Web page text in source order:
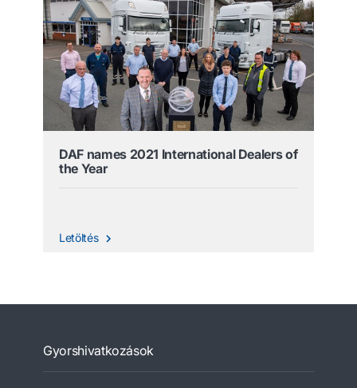
DAF names 2021 International Dealers of
the Year
Letöltés
Gyorshivatkozások